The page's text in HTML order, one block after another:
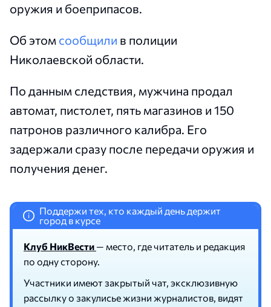
оружия и боеприпасов.
Об этом сообщили в полиции
Николаевской области.
По данным следствия, мужчина продал
автомат, пистолет, пять магазинов и 150
патронов различного калибра. Его
задержали сразу после передачи оружия и
получения денег.
i
Поддержи тех, кто каждый день держит
город в курсе
Клуб НикВести — место, где читатель и редакция
по одну сторону.
Участники имеют закрытый чат, эксклюзивную
рассылку о закулисье жизни журналистов, видят